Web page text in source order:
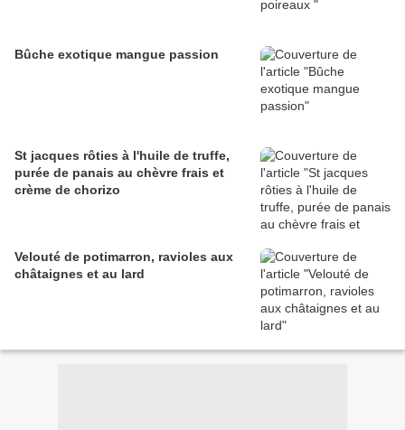
Bûche exotique mangue passion
St jacques rôties à l'huile de truffe,
purée de panais au chèvre frais et
crème de chorizo
Velouté de potimarron, ravioles aux
châtaignes et au lard